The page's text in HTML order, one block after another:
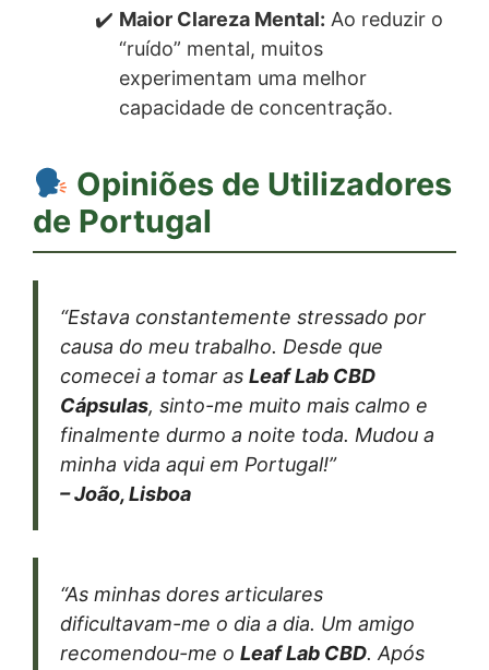
Maior Clareza Mental: Ao reduzir o
“ruído” mental, muitos
experimentam uma melhor
capacidade de concentração.
Opiniões de Utilizadores
de Portugal
“Estava constantemente stressado por
causa do meu trabalho. Desde que
comecei a tomar as Leaf Lab CBD
Cápsulas, sinto-me muito mais calmo e
finalmente durmo a noite toda. Mudou a
minha vida aqui em Portugal!”
– João, Lisboa
“As minhas dores articulares
dificultavam-me o dia a dia. Um amigo
recomendou-me o Leaf Lab CBD. Após